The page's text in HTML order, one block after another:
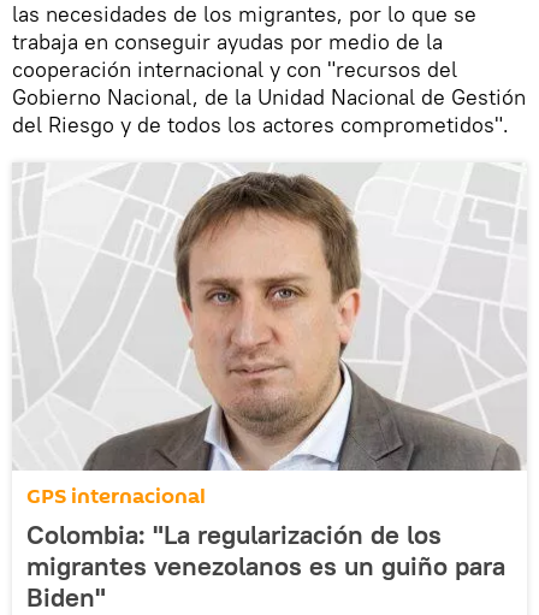
las necesidades de los migrantes, por lo que se
trabaja en conseguir ayudas por medio de la
cooperación internacional y con "recursos del
Gobierno Nacional, de la Unidad Nacional de Gestión
del Riesgo y de todos los actores comprometidos".
GPS internacional
Colombia: "La regularización de los
migrantes venezolanos es un guiño para
Biden"